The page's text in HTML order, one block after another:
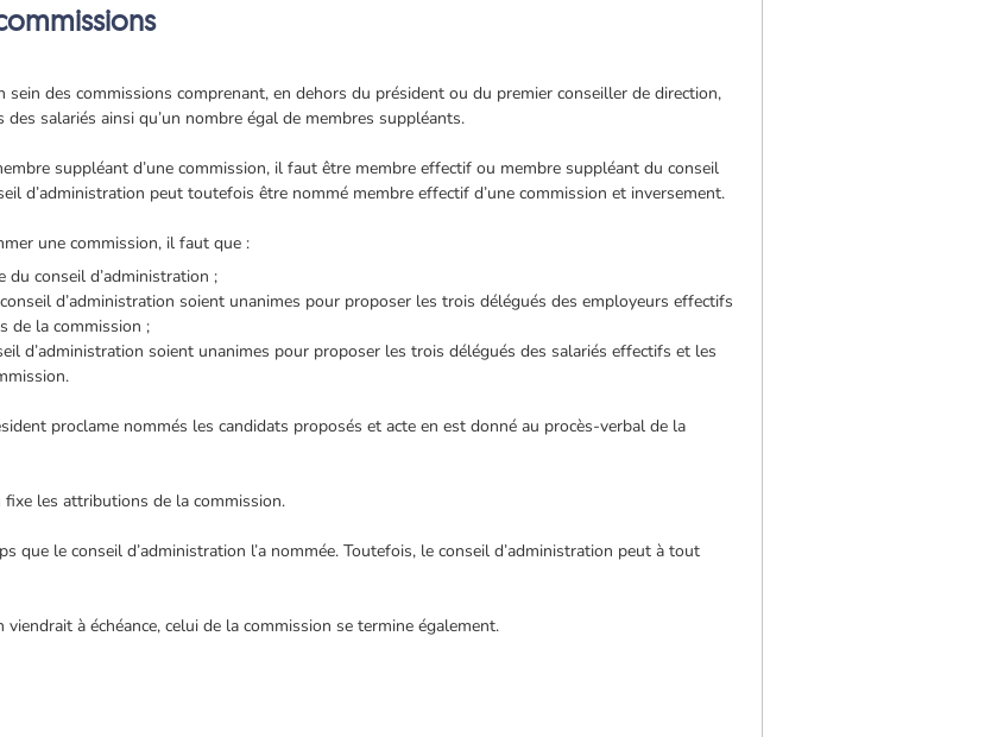
sein des commissions comprenant, en dehors du président ou du premier conseiller de direction,
salariés ainsi qu’un nombre égal de membres suppléants.
suppléant d’une commission, il faut être membre effectif ou membre suppléant du conseil
d’administration peut toutefois être nommé membre effectif d’une commission et inversement.
une commission, il faut que :
conseil d’administration ;
d’administration soient unanimes pour proposer les trois délégués des employeurs effectifs
de la commission ;
d’administration soient unanimes pour proposer les trois délégués des salariés effectifs et les
proclame nommés les candidats proposés et acte en est donné au procès-verbal de la
fixe les attributions de la commission.
que le conseil d’administration l’a nommée. Toutefois, le conseil d’administration peut à tout
à échéance, celui de la commission se termine également.